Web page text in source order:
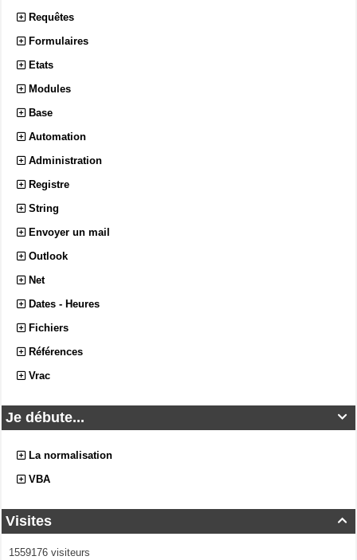
Requêtes
Formulaires
Etats
Modules
Base
Automation
Administration
Registre
String
Envoyer un mail
Outlook
Net
Dates - Heures
Fichiers
Références
Vrac

Je débute...
La normalisation
VBA

Visites
1559176 visiteurs